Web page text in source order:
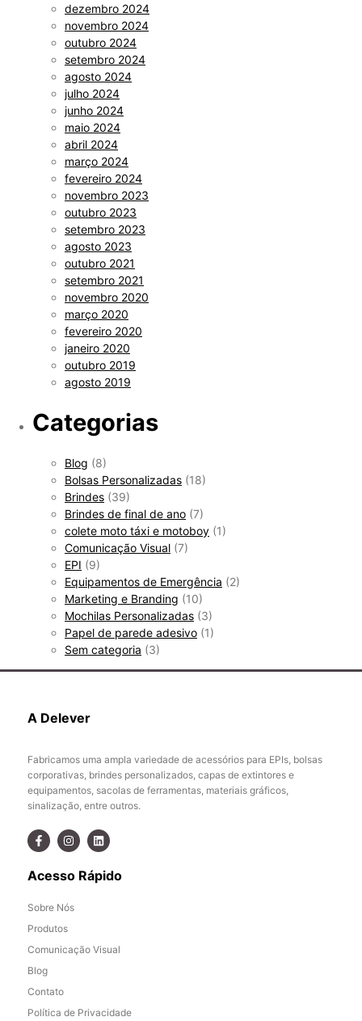
dezembro 2024
novembro 2024
outubro 2024
setembro 2024
agosto 2024
julho 2024
junho 2024
maio 2024
abril 2024
março 2024
fevereiro 2024
novembro 2023
outubro 2023
setembro 2023
agosto 2023
outubro 2021
setembro 2021
novembro 2020
março 2020
fevereiro 2020
janeiro 2020
outubro 2019
agosto 2019
Categorias
Blog (8)
Bolsas Personalizadas (18)
Brindes (39)
Brindes de final de ano (7)
colete moto táxi e motoboy (1)
Comunicação Visual (7)
EPI (9)
Equipamentos de Emergência (2)
Marketing e Branding (10)
Mochilas Personalizadas (3)
Papel de parede adesivo (1)
Sem categoria (3)
A Delever
Fabricamos uma ampla variedade de acessórios para EPIs, bolsas
corporativas, brindes personalizados, capas de extintores e
equipamentos, sacolas de ferramentas, materiais gráficos,
sinalização, entre outros.
Acesso Rápido
Sobre Nós
Produtos
Comunicação Visual
Blog
Contato
Política de Privacidade